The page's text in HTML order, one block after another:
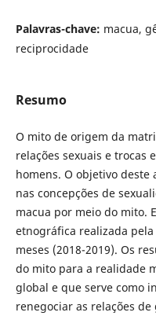
Palavras-chave: macua,
reciprocidade
Resumo
O mito de origem da
relações sexuais e trocas
homens. O objetivo
nas concepções de
macua por meio do mito.
etnográfica realizada
meses (2018-2019). Os
do mito para a realidade
global e que serve como
renegociar as relações de